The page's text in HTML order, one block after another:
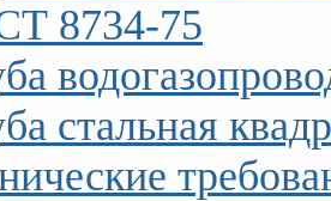
8734-75
стальная